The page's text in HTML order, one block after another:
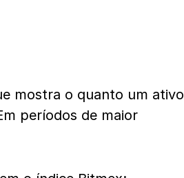
mostra o quanto um ativo
períodos de maior